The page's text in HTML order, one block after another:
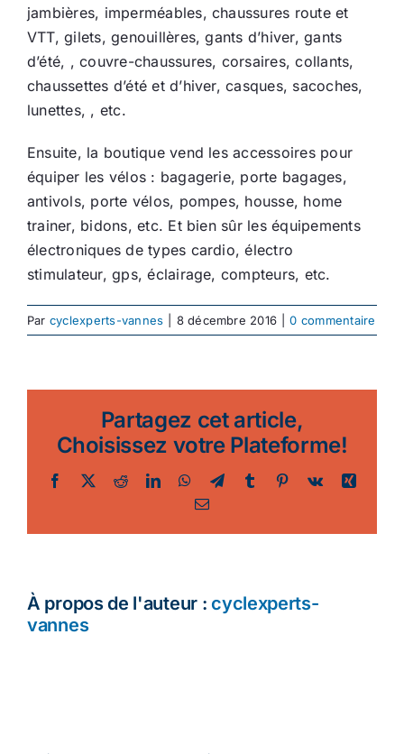
jambières, imperméables, chaussures route et
VTT, gilets, genouillères, gants d’hiver, gants
d’été, , couvre-chaussures, corsaires, collants,
chaussettes d’été et d’hiver, casques, sacoches,
lunettes, , etc.
Ensuite, la boutique vend les accessoires pour
équiper les vélos : bagagerie, porte bagages,
antivols, porte vélos, pompes, housse, home
trainer, bidons, etc. Et bien sûr les équipements
électroniques de types cardio, électro
stimulateur, gps, éclairage, compteurs, etc.
Par cyclexperts-vannes 8 décembre 2016 0 commentaire
Partagez cet article,
Choisissez votre Plateforme!
Facebook
TwitterRedditLinkedInWhatsApp
TelegramTumblr Pinterest
Vk
Xing
Email
À propos de l'auteur :cyclexperts-
vannes